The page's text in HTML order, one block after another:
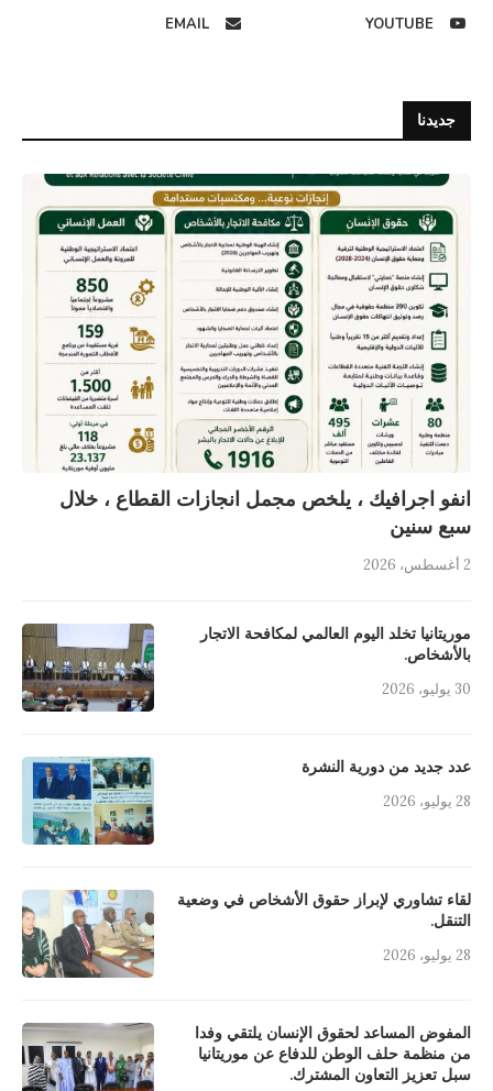
YOUTUBE
EMAIL
جديدنا
انفو اجرافيك ، يلخص مجمل انجازات القطاع ، خلال
سبع سنين
2 أغسطس، 2026
موريتانيا تخلد اليوم العالمي لمكافحة الاتجار
بالأشخاص.
30 يوليو، 2026
عدد جديد من دورية النشرة
28 يوليو، 2026
لقاء تشاوري لإبراز حقوق الأشخاص في وضعية
التنقل.
28 يوليو، 2026
المفوض المساعد لحقوق الإنسان يلتقي وفدا
من منظمة حلف الوطن للدفاع عن موريتانيا
سبل تعزيز التعاون المشترك.